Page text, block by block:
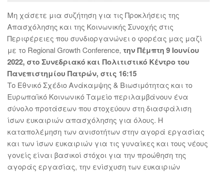
Μη χάσετε μια συζήτηση για τις Προκλήσεις της
Απασχόλησης και της Κοινωνικής Συνοχής στις
Περιφέρειες που συνδιοργανώνει ο φορέας μας μαζί
με το Regional Growth Conference, την Πέμπτη 9 Ιουνίου
2022, στο Συνεδριακό και Πολιτιστικό Κέντρο του
Πανεπιστημίου Πατρών, στις 16:15
Το Εθνικό Σχέδιο Ανάκαμψης & Βιωσιμότητας και το
Ευρωπαϊκό Κοινωνικό Ταμείο περιλαμβάνουν ένα
σύνολο προτάσεων που στοχεύουν στη διασφάλιση
ίσων ευκαιριών απασχόλησης για όλους. Η
καταπολέμηση των ανισοτήτων στην αγορά εργασίας
και των ίσων ευκαιριών για τις γυναίκες και τους νέους
γονείς είναι βασικοί στόχοι για την προώθηση της
αγοράς εργασίας, την ενίσχυση των ευκαιριών